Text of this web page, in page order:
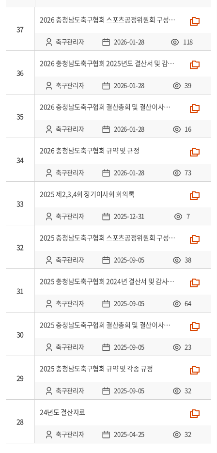
등
회
37
2026 충청남도축구협회 스포츠공정위원회 구성 현황
축구관리자 2026-01-28 118
36
2026 충청남도축구협회 2025년도 결산서 및 감사보고서, 2026년도 예산서
축구관리자 2026-01-28 39
35
2026 충청남도축구협회 결산총회 및 결산이사회 회의록
축구관리자 2026-01-28 16
34
2026 충청남도축구협회 규약 및 규정
축구관리자 2026-01-28 73
33
2025 제2,3,4회 정기이사회 회의록
축구관리자 2025-12-31 7
32
2025 충청남도축구협회 스포츠공정위원회 구성 현황
축구관리자 2025-09-05 38
31
2025 충청남도축구협회 2024년 결산서 및 감사보고서, 2025년 예산서
축구관리자 2025-09-05 64
30
2025 충청남도축구협회 결산총회 및 결산이사회 회의록
축구관리자 2025-09-05 23
29
2025 충청남도축구협회 규약 및 각종 규정
축구관리자 2025-09-05 32
28
24년도 결산자료
축구관리자 2025-04-25 32